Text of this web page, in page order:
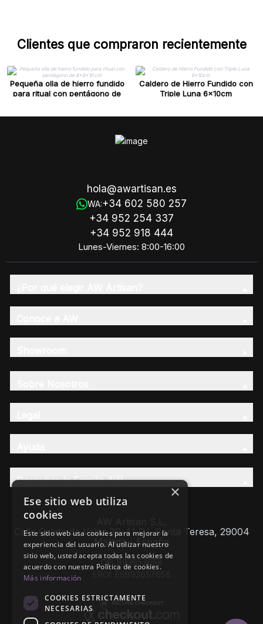
Clientes que compraron recientemente
Pequeña olla de hierro fundido
para ritual con pentágono de
Caldero de Hierro Fundido con
Triple Luna 6x10cm
hola@awartisan.es
WA:+34 602 580 257
+34 952 254 337
+34 952 918 444
Lunes-Viernes: 8:00-16:00
Descubre la Familia AW
Calle Caleta de Velez 39-41 P.I. Santa Teresa, 29004
Málaga - España
CIF: B93657658
×
Ese sitio web utiliza
cookies
Este sitio web usa cookies para mejorar la
experiencia del usuario. Al utilizar nuestro
sitio web, usted acepta todas las cookies de
acuerdo con nuestra Política de cookies.
Más información
COOKIES ESTRICTAMENTE
NECESARIAS